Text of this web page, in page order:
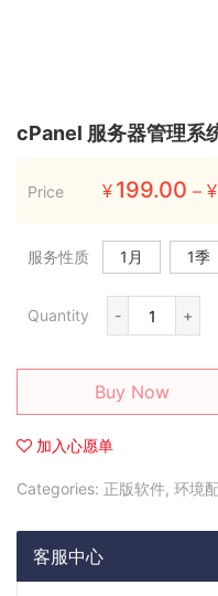
cPanel 服务器管理系
Price ¥ 199.00 – ¥
服务性质 1月 1季
Quantity - +
Buy Now
加入心愿单
Categories: 正版软件, 环境
客服中心